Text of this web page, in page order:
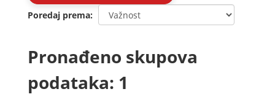
Poredaj prema
Pronađeno skupova
podataka: 1